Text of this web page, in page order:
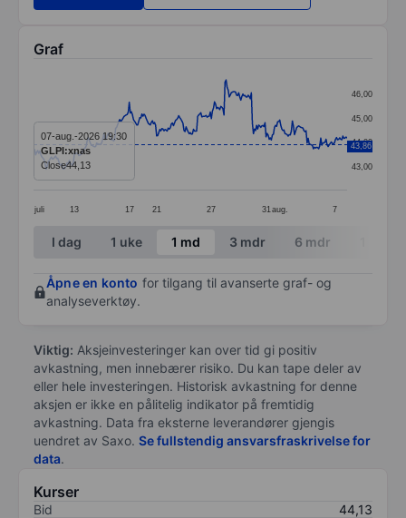
Graf
Line chart with 299 data points.
The chart has 1 X axis displaying categories.
The chart has 1 Y axis displaying values. Data
juli 13 17 21 27 31 aug. 7
43,00
44,00
45,00
46,00
43,86
07-aug.-2026 19:30
GLPI:xnas
Close44,13
End of interactive chart.
I dag 1 uke 1 md 3 mdr 6 mdr
Åpne en konto for tilgang til avanserte graf- og
analyseverktøy.
Viktig: Aksjeinvesteringer kan over tid gi positiv
avkastning, men innebærer risiko. Du kan tape deler av
eller hele investeringen. Historisk avkastning for denne
aksjen er ikke en pålitelig indikator på fremtidig
avkastning. Data fra eksterne leverandører gjengis
uendret av Saxo. Se fullstendig ansvarsfraskrivelse for
data.
Kurser
Bid
44,13